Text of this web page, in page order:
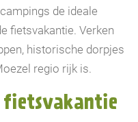
de ideale
fietsvakantie. Verken
historische dorpjes
regio rijk is.